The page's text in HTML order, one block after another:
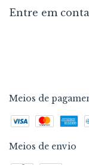
Entre em
Meios de
Meios de envio